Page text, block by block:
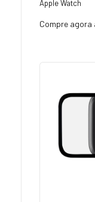
Apple Watch
Compre agora